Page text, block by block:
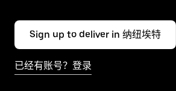
Sign up to deliver in 纳纽埃特
已经有账号？登录